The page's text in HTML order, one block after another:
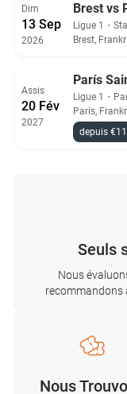
Dim
13 Sep
2026
Brest vs
Ligue 1 ・
Brest,
Assis
20 Fév
2027
Parí­s
Ligue 1 ・
Paris,
depuis
Seuls
Nous
recommandons
Nous